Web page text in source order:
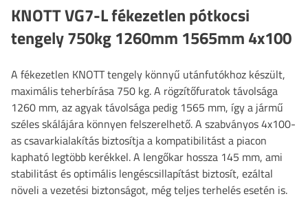
KNOTT VG7-L fékezetlen pótkocsi
tengely 750kg 1260mm 1565mm 4x100
A fékezetlen KNOTT tengely könnyű utánfutókhoz készült,
maximális teherbírása 750 kg. A rögzítőfuratok távolsága
1260 mm, az agyak távolsága pedig 1565 mm, így a jármű
széles skálájára könnyen felszerelhető. A szabványos 4x100-
as csavarkialakítás biztosítja a kompatibilitást a piacon
kapható legtöbb kerékkel. A lengőkar hossza 145 mm, ami
stabilitást és optimális lengéscsillapítást biztosít, ezáltal
növeli a vezetési biztonságot, még teljes terhelés esetén is.